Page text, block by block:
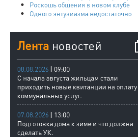
Роскошь общения в новом клубе
Одного энтузиазма недостаточно
Лента новостей
08.08.2026 | 09:00
С начала августа жильцам стали
приходить новые квитанции на оплату
коммунальных услуг.
07.08.2026 | 13:00
Подготовка дома к зиме и что должна
сделать УК.